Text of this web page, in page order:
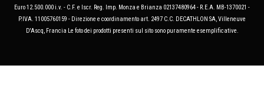
Euro 12.500.000 i.v. - C.F. e Iscr. Reg. Imp. Monza e Brianza 02137480964 - R.E.A. MB-1370021 -
P.IVA. 11005760159 - Direzione e coordinamento art. 2497 C.C. DECATHLON SA, Villeneuve
D'Ascq, Francia Le foto dei prodotti presenti sul sito sono puramente esemplificative.